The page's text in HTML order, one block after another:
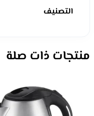
التصنيف
منتجات ذات صلة